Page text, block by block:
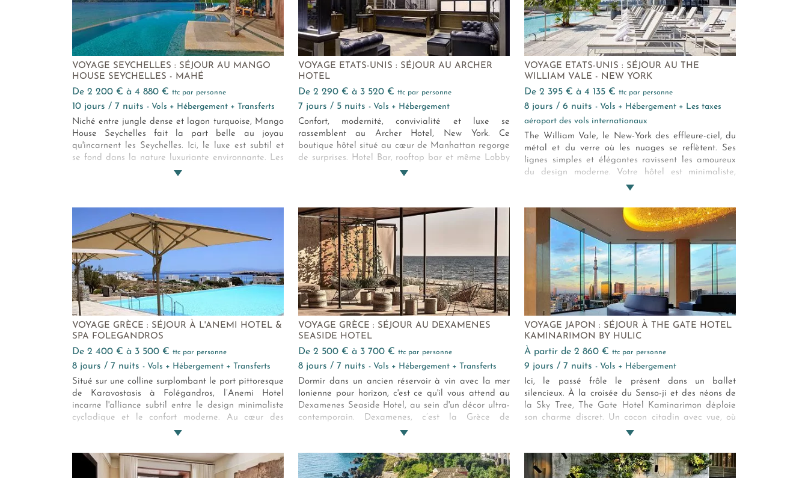
mariez ce havre de paix à l’un des Beach Resorts
de l’île Maurice, et laissez la nature tropicale, les
plages immaculées et le lagon turquoise vous
guider dans un voyage aux couleurs du paradis.
VOYAGE SEYCHELLES : SÉJOUR AU MANGO
HOUSE SEYCHELLES - MAHÉ
de 2 200 € à 4 880 € ttc par personne
10 jours / 7 nuits - Vols + Hébergement + Transferts
Niché entre jungle dense et lagon turquoise, Mango
House Seychelles fait la part belle au joyau
qu'incarnent les Seychelles. Ici, le luxe est subtil et
se fond dans la nature luxuriante environnante. Les
villas semblent suspendues entre ciel et mer et les
cuisine inspirée du monde et des îles. Mango House
offre une parenthèse rare où l'on s’abandonne à la
douceur de vivre insulaire.
VOYAGE ETATS-UNIS : SÉJOUR AU ARCHER
HOTEL
de 2 290 € à 3 520 € ttc par personne
7 jours / 5 nuits - Vols + Hébergement
Confort, modernité, convivialité et luxe se
rassemblent au Archer Hotel, New York. Ce
boutique hôtel situé au cœur de Manhattan regorge
de surprises. Hotel Bar, rooftop bar et même Lobby
Café vous attendent pour vous octroyer un séjour
brillamment les styles industriel, rétro et urbain avec
luxe et service d’exception.
VOYAGE ETATS-UNIS : SÉJOUR AU THE
WILLIAM VALE - NEW YORK
de 2 395 € à 4 135 €ttc par personne
8 jours / 6 nuits- Vols + Hébergement + Les taxes
aéroport des vols internationaux
The William Vale, le New-York des effleure-ciel, du
métal et du verre où les nuages se reflètent. Ses
lignes simples et élégantes ravissent les amoureux
du design moderne. Votre hôtel est minimaliste,
mais éminent. Nos conseillers vous propulsent au
d'exubérance…
VOYAGE GRÈCE : SÉJOUR À L'ANEMI HOTEL &
SPA FOLEGANDROS
de 2 400 € à 3 500 € ttc par personne
8 jours / 7 nuits - Vols + Hébergement + Transferts
Situé sur une colline surplombant le port pittoresque
de Karavostasis à Folégandros, l’Anemi Hotel
incarne l'alliance subtil entre le design minimaliste
cycladique et le confort moderne. Au cœur des
Cyclades, cet établissement 5* propose une
pas de la mer Égée.
VOYAGE GRÈCE : SÉJOUR AU DEXAMENES
SEASIDE HOTEL
de 2 500 € à 3 700 € ttc par personne
8 jours / 7 nuits - Vols + Hébergement + Transferts
Dormir dans un ancien réservoir à vin avec la mer
Ionienne pour horizon, c'est ce qu'il vous attend au
Dexamenes Seaside Hotel, au sein d'un décor ultra-
contemporain. Dexamenes, c’est la Grèce de
caractère : brute, élégante et profondément
VOYAGE JAPON : SÉJOUR À THE GATE HOTEL
KAMINARIMON BY HULIC
à partir de 2 860 €ttc par personne
9 jours / 7 nuits- Vols + Hébergement
Ici, le passé frôle le présent dans un ballet
silencieux. À la croisée du Senso-ji et des néons de
la Sky Tree, The Gate Hotel Kaminarimon déploie
son charme discret. Un cocon citadin avec vue, où
les nuits ont le goût d’ailleurs et les matins celui du